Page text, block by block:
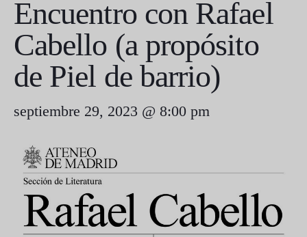
Encuentro con Rafael
Cabello (a propósito
de Piel de barrio)
septiembre 29, 2023 @ 8:00 pm